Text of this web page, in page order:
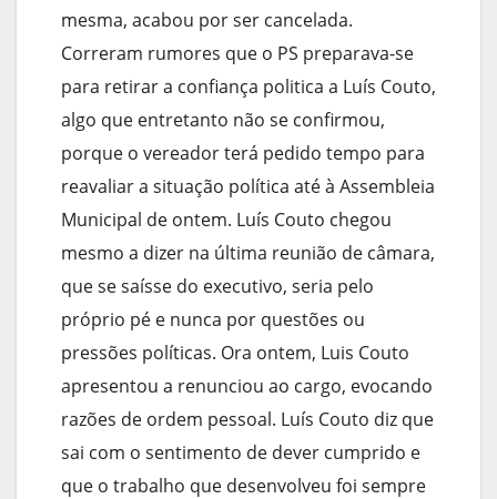
mesma, acabou por ser cancelada.
Correram rumores que o PS preparava-se
para retirar a confiança politica a Luís Couto,
algo que entretanto não se confirmou,
porque o vereador terá pedido tempo para
reavaliar a situação política até à Assembleia
Municipal de ontem. Luís Couto chegou
mesmo a dizer na última reunião de câmara,
que se saísse do executivo, seria pelo
próprio pé e nunca por questões ou
pressões políticas. Ora ontem, Luis Couto
apresentou a renunciou ao cargo, evocando
razões de ordem pessoal. Luís Couto diz que
sai com o sentimento de dever cumprido e
que o trabalho que desenvolveu foi sempre